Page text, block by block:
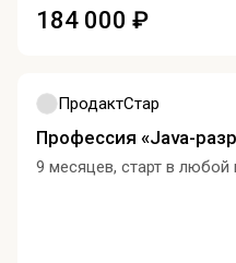
184 000 ₽
ПродактСтар
Профессия «Java-
9 месяцев, старт в любой